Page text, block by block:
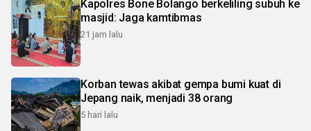
Kapolres Bone Bolango berkeliling subuh ke
masjid: Jaga kamtibmas
21 jam lalu
Korban tewas akibat gempa bumi kuat di
Jepang naik, menjadi 38 orang
5 hari lalu